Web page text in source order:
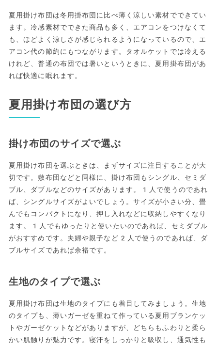
夏用掛け布団は冬用掛布団に比べ薄く涼しい素材でできてい
ます。冷感素材でできた商品も多く、エアコンをつけなくて
も、ほどよく涼しさが感じられるようになっているので、エ
アコン代の節約にもつながります。タオルケットでは冷える
けれど、普通の布団では暑いというときに、夏用掛布団があ
れば快適に眠れます。
夏用掛け布団の選び方
掛け布団のサイズで選ぶ
夏用掛け布団を選ぶときは、まずサイズに注目することが大
切です。敷布団などと同様に、掛け布団もシングル、セミダ
ブル、ダブルなどのサイズがあります。1人で使うのであれ
ば、シングルサイズがよいでしょう。サイズが小さい分、畳
んでもコンパクトになり、押し入れなどに収納しやすくなり
ます。1人でもゆったりと使いたいのであれば、セミダブル
がおすすめです。夫婦や親子など2人で使うのであれば、ダ
ブルサイズであれば余裕です。
生地のタイプで選ぶ
夏用掛け布団は生地のタイプにも着目してみましょう。生地
のタイプも、薄いガーゼを重ねて作っている夏用ブランケッ
トやガーゼケットなどがありますが、どちらもふわりと柔ら
かい肌触りが魅力です。寝汗をしっかりと吸収し、通気性も